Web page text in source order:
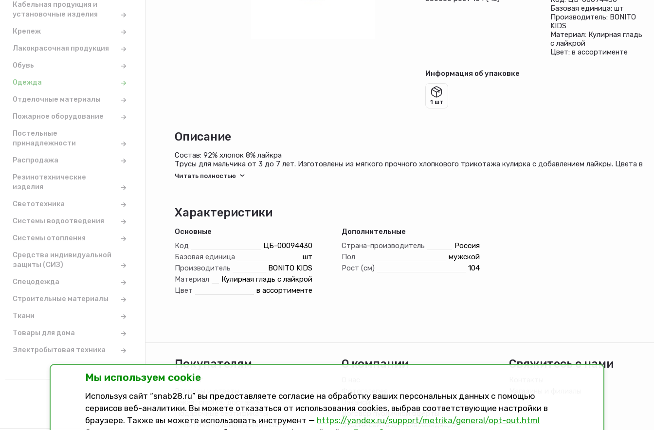
Кабельная продукция и
установочные изделия
Крепеж
Лакокрасочная продукция
Обувь
Одежда
Отделочные материалы
Пожарное оборудование
Постельные
принадлежности
Распродажа
Резинотехнические
изделия
Светотехника
Системы водоотведения
Системы отопления
Средства индивидуальной
защиты (СИЗ)
Спецодежда
Строительные материалы
Ткани
Товары для дома
Электробытовая техника
Базовая единица: шт
Производитель: BONITO
KIDS
Материал: Кулирная гладь
с лайкрой
Цвет: в ассортименте
Информация об упаковке
1 шт
Описание
Состав: 92% хлопок 8% лайкра
Трусы для мальчика от 3 до 7 лет. Изготовлены из мягкого прочного хлопкового трикотажа кулирка с добавлением лайкры. Цвета в
ассортименте.
Характеристики
Основные
Код
ЦБ-00094430
Базовая единица
шт
Производитель
BONITO KIDS
Материал
Кулирная гладь с лайкрой
Цвет
в ассортименте
Дополнительные
Страна-производитель
Россия
Пол
мужской
Рост (см)
104
Покупателям
Каталог
Вопросы и ответы
Заказ, оплата, доставка
Подарочные сертификаты
Политика конфиденциальности
О компании
Фотогалерея
Вакансии
Договор публичной оферты
Версия сайта для слабовидящих
Свяжитесь с нами
Мы используем cookie
Используя сайт “snab28.ru” вы предоставляете согласие на обработку ваших персональных данных с помощью
сервисов веб-аналитики. Вы можете отказаться от использования cookies, выбрав соответствующие настройки в
браузере. Также вы можете использовать инструмент — https://yandex.ru/support/metrika/general/opt-out.html